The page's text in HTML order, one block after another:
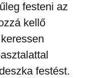
festeni az
kellő
festést.